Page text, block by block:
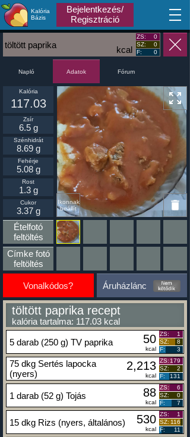
Kalória
Bázis
Bejelentkezés/
Regisztráció
MA
kcal
töltött paprika
ZS:
0
SZ:
0
F:
0
Napló Adatok Fórum
Ikonnak
beállít
Kalória
117.03
Zsír
6.5 g
Szénhidrát
8.69 g
Fehérje
5.08 g
Rost
1.3 g
Cukor
3.37 g
Ételfotó
feltöltés
Címke fotó
feltöltés
Vonalkódos? Áruházlánc
töltött paprika recept
kalória tartalma: 117.03 kcal
5 darab (250 g) TV paprika 50
kcal
ZS:
1
SZ:
8
F:
3
75 dkg Sertés lapocka
(nyers)
2,213
kcal
ZS: 179
SZ:
2
F:
131
1 darab (52 g) Tojás 88
kcal
ZS:
6
SZ:
0
F:
7
15 dkg Rizs (nyers, általános) 530
kcal
ZS:
1
SZ: 116
F:
11